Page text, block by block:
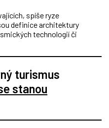
spíše ryze
definice architektury
technologií či
turismus
stanou